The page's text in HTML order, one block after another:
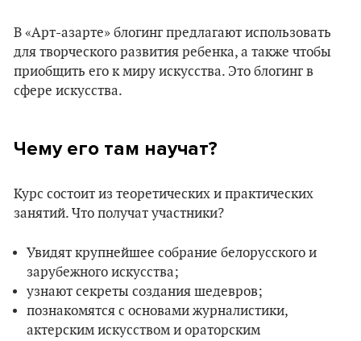
В «Арт-азарте» блогинг предлагают использовать
для творческого развития ребенка, а также чтобы
приобщить его к миру искусства. Это блогинг в
сфере искусства.
Чему его там научат?
Курс состоит из теоретических и практических
занятий. Что получат участники?
Увидят крупнейшее собрание белорусского и
зарубежного искусства;
узнают секреты создания шедевров;
познакомятся с основами журналистики,
актерским искусством и ораторским